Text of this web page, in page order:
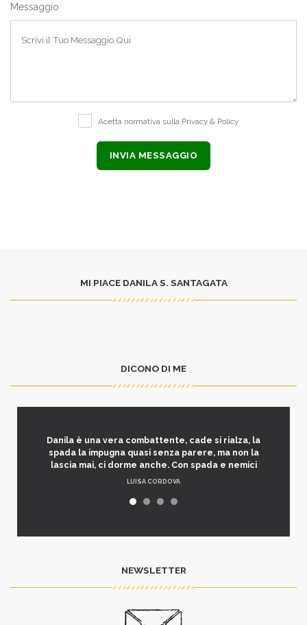
Messaggio
Acetta normativa sulla Privacy & Policy
MI PIACE DANILA S. SANTAGATA
DICONO DI ME
Danila è una vera combattente, cade si rialza, la
spada la impugna quasi senza parere, ma non la
lascia mai, ci dorme anche. Con spada e nemici
LUISA CORDOVA
NEWSLETTER